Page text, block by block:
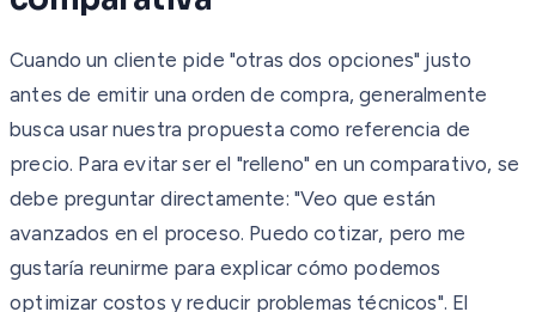
Cuando un cliente pide "otras dos opciones" justo
antes de emitir una orden de compra, generalmente
busca usar nuestra propuesta como referencia de
precio. Para evitar ser el "relleno" en un comparativo, se
debe preguntar directamente: "Veo que están
avanzados en el proceso. Puedo cotizar, pero me
gustaría reunirme para explicar cómo podemos
optimizar costos y reducir problemas técnicos". El